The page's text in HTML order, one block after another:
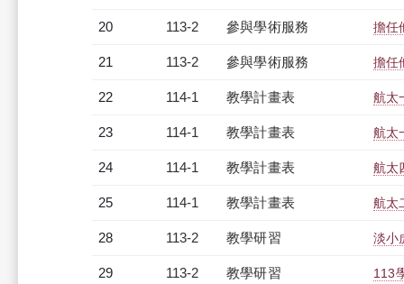
20 113-2 參與學術服務 擔任
21 113-2 參與學術服務 擔任
22 114-1 教學計畫表 航太
23 114-1 教學計畫表 航太
24 114-1 教學計畫表 航太
25 114-1 教學計畫表 航太
28 113-2 教學研習 淡小
29 113-2 教學研習
113